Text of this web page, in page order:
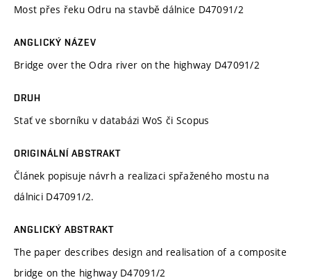
Most přes řeku Odru na stavbě dálnice D47091/2
ANGLICKÝ NÁZEV
Bridge over the Odra river on the highway D47091/2
DRUH
Stať ve sborníku v databázi WoS či Scopus
ORIGINÁLNÍ ABSTRAKT
Článek popisuje návrh a realizaci spřaženého mostu na
dálnici D47091/2.
ANGLICKÝ ABSTRAKT
The paper describes design and realisation of a composite
bridge on the highway D47091/2